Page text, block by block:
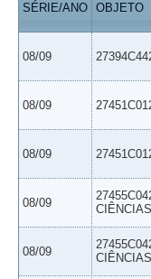
SÉRIE/ANO OBJETO
08/09
08/09
08/09
08/09
CIÊNCIAS
08/09
CIÊNCIAS